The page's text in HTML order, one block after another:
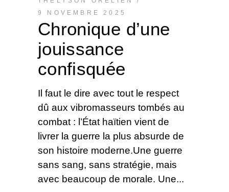
9 NOVEMBRE 2025
Chronique d’une
jouissance
confisquée
Il faut le dire avec tout le respect
dû aux vibromasseurs tombés au
combat : l’État haïtien vient de
livrer la guerre la plus absurde de
son histoire moderne.Une guerre
sans sang, sans stratégie, mais
avec beaucoup de morale. Une